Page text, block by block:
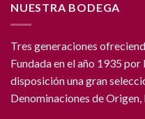
NUESTRA BODEGA
Tres generaciones
Fundada en el año 1935
disposición una gran
Denominaciones de Origen,